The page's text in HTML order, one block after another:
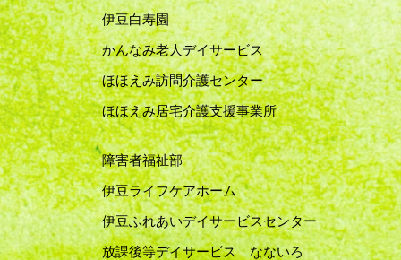
伊豆白寿園
かんなみ老人デイサービス
ほほえみ訪問介護センター
ほほえみ居宅介護支援事業所
障害者福祉部
伊豆ライフケアホーム
伊豆ふれあいデイサービスセンター
放課後等デイサービス なないろ